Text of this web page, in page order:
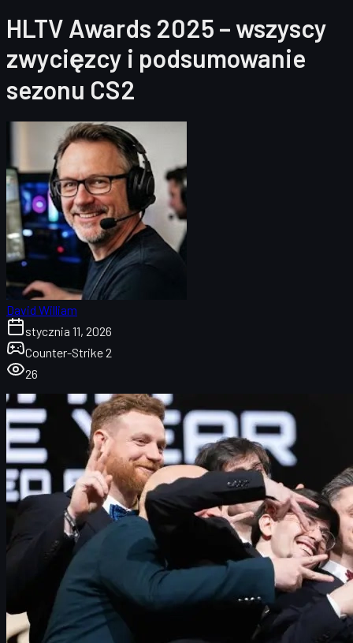
HLTV Awards 2025 – wszyscy
zwycięzcy i podsumowanie
sezonu CS2
David William
stycznia 11, 2026
Counter-Strike 2
26
HLTV Awards 2025 – krótki przegląd gali
Najważniejsze nagrody HLTV 2025
Top 20 graczy CS2 2025
Panel Awards 2025 – role drużynowe
HLTV Community Awards 2025
CS2 skins i rynek kosmetyczny
Co dalej w sezonie CS2 2026?
HLTV Awards 2025 – krótki przegląd gali
Główne trofea turniejowe w Counter-Strike 2 wciąż są
najważniejsze dla graczy i organizacji, aleHLTV Awards 2025to
moment, w którym społeczność zatrzymuje się na chwilę, by
nagrodzić tych, którzy przez cały rok dominowali serwery. To
inny klimat niż finał Majora – mniej adrenaliny, więcej gali,
świateł, przemówień i celebrowania całego ekosystemu CS2.